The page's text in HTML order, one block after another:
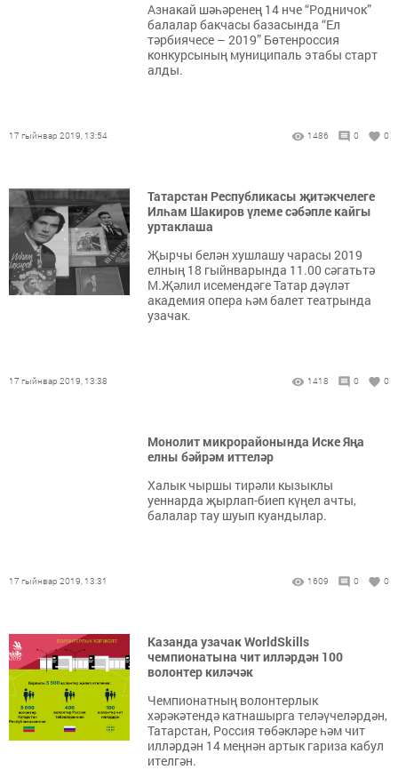
Азнакай шәһәренең 14 нче “Родничок”
балалар бакчасы базасында “Ел
тәрбиячесе – 2019” Бөтенроссия
конкурсының муниципаль этабы старт
алды.
17 гыйнвар 2019, 13:54 1486 0 0
Татарстан Республикасы җитәкчелеге
Илһам Шакиров үлеме сәбәпле кайгы
уртаклаша
Җырчы белән хушлашу чарасы 2019
елның 18 гыйнварында 11.00 сәгатьтә
М.Җәлил исемендәге Татар дәүләт
академия опера һәм балет театрында
узачак.
17 гыйнвар 2019, 13:38 1418 0 0
Монолит микрорайонында Иске Яңа
елны бәйрәм иттеләр
Халык чыршы тирәли кызыклы
уеннарда җырлап-биеп күңел ачты,
балалар тау шуып куандылар.
17 гыйнвар 2019, 13:31 1609 0 0
Казанда узачак WorldSkills
чемпионатына чит илләрдән 100
волонтер киләчәк
Чемпионатның волонтерлык
хәрәкәтендә катнашырга теләүчеләрдән,
Татарстан, Россия төбәкләре һәм чит
илләрдән 14 меңнән артык гариза кабул
ителгән.